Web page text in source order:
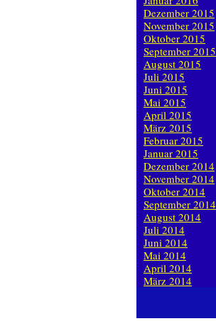
Dezember 2015
November 2015
Oktober 2015
September 2015
August 2015
Juli 2015
Juni 2015
Mai 2015
April 2015
März 2015
Februar 2015
Januar 2015
Dezember 2014
November 2014
Oktober 2014
September 2014
August 2014
Juli 2014
Juni 2014
Mai 2014
April 2014
März 2014